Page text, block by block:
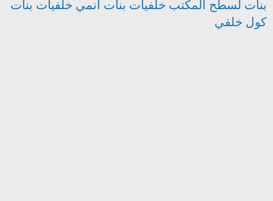
بنات لسطح المكتب خلفيات بنات انمي خلفيات بنات
كول خلفي